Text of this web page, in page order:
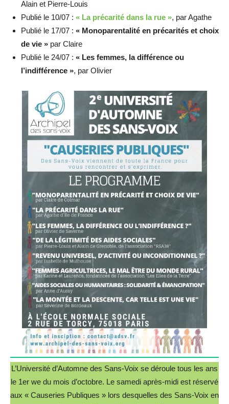
Alain et Pierre-Louis
Publié le 10/07 : « La précarité dans la rue », par Agathe
Publié le 17/07 : « Monoparentalité en précarités et choix
de vie » par Claire
Publié le 24/07 : « Les femmes, la différence ou
l’indifférence », par Olivier
L’Université d’Automne des Sans-Voix se déroule tous les ans
le 1er we du mois d’octobre. Le samedi après-midi est réservé
aux « Causeries Publiques » lors desquelles des Sans-Voix en